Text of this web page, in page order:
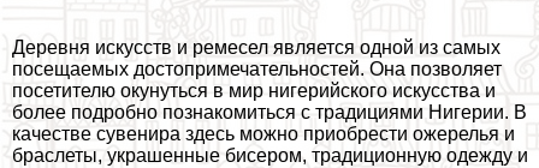
Деревня искусств и ремесел является одной из самых
посещаемых достопримечательностей. Она позволяет
посетителю окунуться в мир нигерийского искусства и
более подробно познакомиться с традициями Нигерии. В
качестве сувенира здесь можно приобрести ожерелья и
браслеты, украшенные бисером, традиционную одежду и